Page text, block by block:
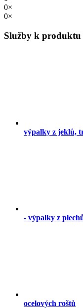
0×
0×
Služby k produktu
výpalky z jeklů,
- výpalky z
ocelových roštů